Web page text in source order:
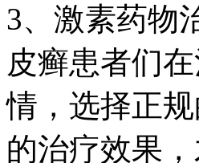
3、激素药物
皮癣患者们
情，选择正
的治疗效果